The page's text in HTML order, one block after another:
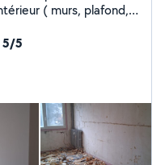
Bien
5/5